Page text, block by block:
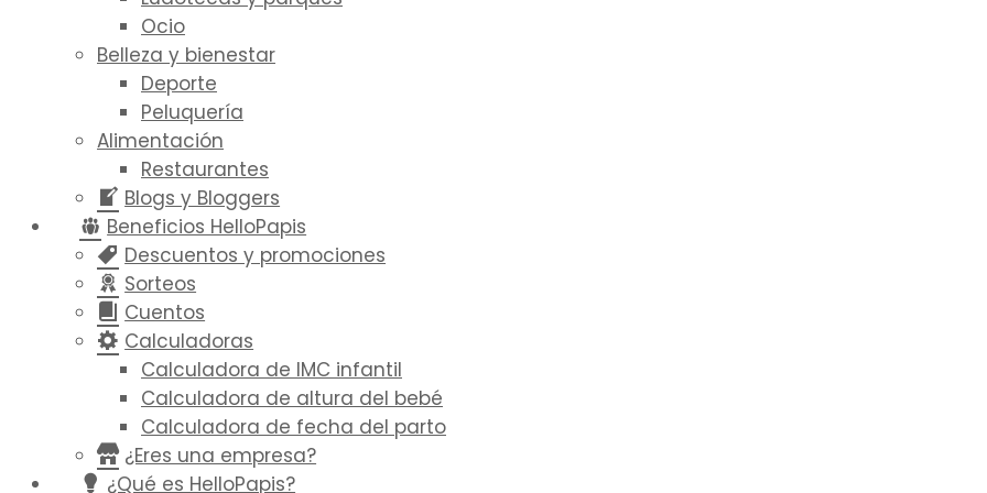
Ocio
Belleza y bienestar
Deporte
Peluquería
Alimentación
Restaurantes
Blogs y Bloggers
Beneficios HelloPapis
Descuentos y promociones
Sorteos
Cuentos
Calculadoras
Calculadora de IMC infantil
Calculadora de altura del bebé
Calculadora de fecha del parto
¿Eres una empresa?
¿Qué es HelloPapis?